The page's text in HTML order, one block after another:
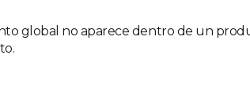
global no aparece dentro de un